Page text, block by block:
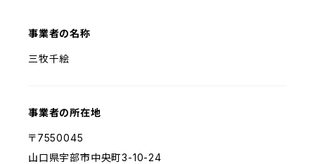
事業者の名称
三牧千絵
事業者の所在地
〒7550045
山口県宇部市中央町3-10-24